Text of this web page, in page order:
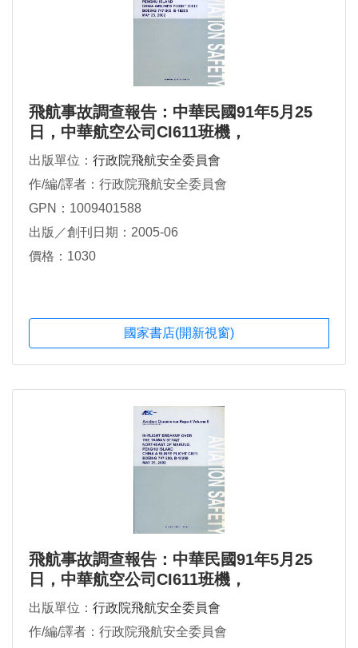
飛航事故調查報告：中華民國91年5月25
日，中華航空公司CI611班機，
BOEING747-200型機，國籍標誌及登記號
碼B-18255，於澎湖縣馬公東北23浬處之
海面上空解體（英文版第一冊）
出版單位： 行政院飛航安全委員會
作/編/譯者：行政院飛航安全委員會
GPN：1009401588
出版／創刊日期：2005-06
價格：1030
國家書店(開新視窗)
飛航事故調查報告：中華民國91年5月25
日，中華航空公司CI611班機，
BOEING747-200型機，國籍標誌及登記號
碼B-18255，於澎湖縣馬公東北23浬處之
海面上空解體（英文版第二冊）
出版單位： 行政院飛航安全委員會
作/編/譯者：行政院飛航安全委員會